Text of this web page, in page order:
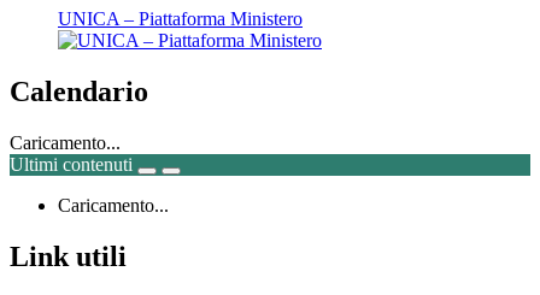
UNICA – Piattaforma Ministero
Calendario
Caricamento...
Ultimi contenuti
Caricamento...
Link utili